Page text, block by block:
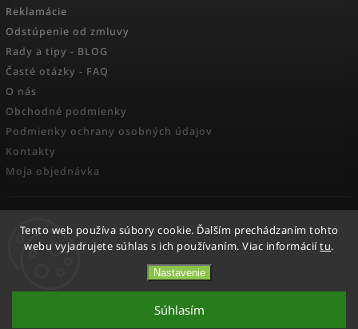
Tento web používa súbory cookie. Ďalším prechádzaním tohto
webu vyjadrujete súhlas s ich používaním. Viac informáciítu.
Nastavenie
Súhlasím
Reklamácie
Odstúpenie od zmluvy
Rady a tipy - BLOG
Časté otázky - FAQ
O nás
Obchodné podmienky
Podmienky ochrany osobných údajov
Kontakty
Moja objednávka
FACEBOOK
Copyright 2026Activesport. Všetky práva vyhradené.
Shoptet| Design